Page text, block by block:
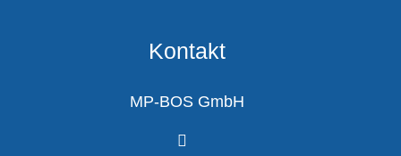
Kontakt
MP-BOS GmbH